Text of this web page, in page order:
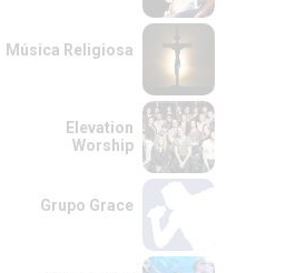
Música Religiosa
Elevation
Worship
Grupo Grace